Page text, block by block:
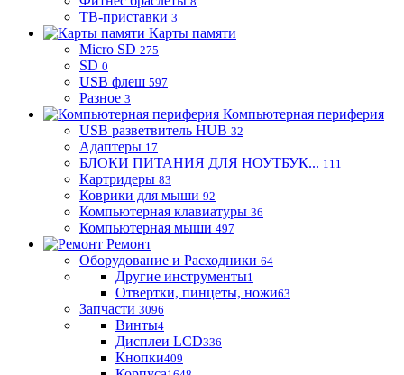
ТВ-приставки 3
Карты памяти
Micro SD 275
SD 0
USB флеш 597
Разное 3
Компьютерная периферия
USB разветвитель HUB 32
Адаптеры 17
БЛОКИ ПИТАНИЯ ДЛЯ НОУТБУК... 111
Картридеры 83
Коврики для мыши 92
Компьютерная клавиатуры 36
Компьютерная мыши 497
Ремонт
Оборудование и Расходники 64
Другие инструменты1
Отвертки, пинцеты, ножи63
Запчасти 3096
Винты4
Дисплеи LCD336
Кнопки409